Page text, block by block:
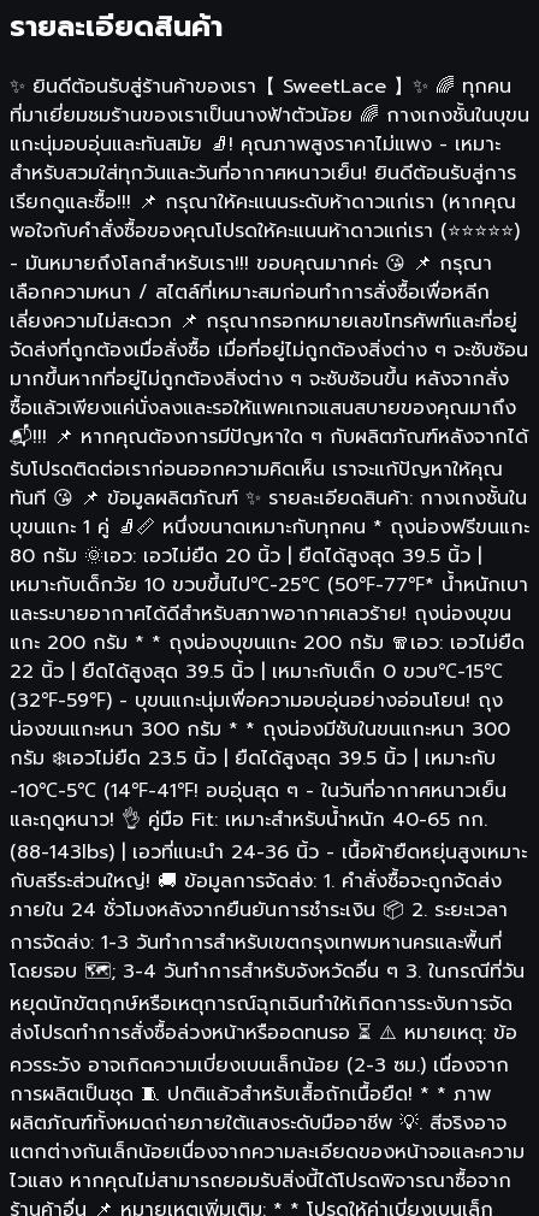
รายละเอียดสินค้า
✨ ยินดีต้อนรับสู่ร้านค้าของเรา【 SweetLace 】✨ 🌈 ทุกคน
ที่มาเยี่ยมชมร้านของเราเป็นนางฟ้าตัวน้อย 🌈 กางเกงชั้นในบุขน
แกะนุ่มอบอุ่นและทันสมัย 🧦! คุณภาพสูงราคาไม่แพง - เหมาะ
สำหรับสวมใส่ทุกวันและวันที่อากาศหนาวเย็น! ยินดีต้อนรับสู่การ
เรียกดูและซื้อ!!! 📌 กรุณาให้คะแนนระดับห้าดาวแก่เรา (หากคุณ
พอใจกับคำสั่งซื้อของคุณโปรดให้คะแนนห้าดาวแก่เรา (⭐⭐⭐⭐⭐)
- มันหมายถึงโลกสำหรับเรา!!! ขอบคุณมากค่ะ 😘 📌 กรุณา
เลือกความหนา / สไตล์ที่เหมาะสมก่อนทำการสั่งซื้อเพื่อหลีก
เลี่ยงความไม่สะดวก 📌 กรุณากรอกหมายเลขโทรศัพท์และที่อยู่
จัดส่งที่ถูกต้องเมื่อสั่งซื้อ เมื่อที่อยู่ไม่ถูกต้องสิ่งต่าง ๆ จะซับซ้อน
มากขึ้นหากที่อยู่ไม่ถูกต้องสิ่งต่าง ๆ จะซับซ้อนขึ้น หลังจากสั่ง
ซื้อแล้วเพียงแค่นั่งลงและรอให้แพคเกจแสนสบายของคุณมาถึง
📬!!! 📌 หากคุณต้องการมีปัญหาใด ๆ กับผลิตภัณฑ์หลังจากได้
รับโปรดติดต่อเราก่อนออกความคิดเห็น เราจะแก้ปัญหาให้คุณ
ทันที 😘 📌 ข้อมูลผลิตภัณฑ์ ✨ รายละเอียดสินค้า: กางเกงชั้นใน
บุขนแกะ 1 คู่ 🧦📏 หนึ่งขนาดเหมาะกับทุกคน * ถุงน่องฟรีขนแกะ
80 กรัม 🌞เอว: เอวไม่ยืด 20 นิ้ว | ยืดได้สูงสุด 39.5 นิ้ว |
เหมาะกับเด็กวัย 10 ขวบขึ้นไป℃-25℃ (50℉-77℉* น้ำหนักเบา
และระบายอากาศได้ดีสำหรับสภาพอากาศเลวร้าย! ถุงน่องบุขน
แกะ 200 กรัม * * ถุงน่องบุขนแกะ 200 กรัม 🧣เอว: เอวไม่ยืด
22 นิ้ว | ยืดได้สูงสุด 39.5 นิ้ว | เหมาะกับเด็ก 0 ขวบ℃-15℃
(32℉-59℉) - บุขนแกะนุ่มเพื่อความอบอุ่นอย่างอ่อนโยน! ถุง
น่องขนแกะหนา 300 กรัม * * ถุงน่องมีซับในขนแกะหนา 300
กรัม ❄️เอวไม่ยืด 23.5 นิ้ว | ยืดได้สูงสุด 39.5 นิ้ว | เหมาะกับ
-10℃-5℃ (14℉-41℉! อบอุ่นสุด ๆ - ในวันที่อากาศหนาวเย็น
และฤดูหนาว! 👌 คู่มือ Fit: เหมาะสำหรับน้ำหนัก 40-65 กก.
(88-143lbs) | เอวที่แนะนำ 24-36 นิ้ว - เนื้อผ้ายืดหยุ่นสูงเหมาะ
กับสรีระส่วนใหญ่! 🚚 ข้อมูลการจัดส่ง: 1. คำสั่งซื้อจะถูกจัดส่ง
ภายใน 24 ชั่วโมงหลังจากยืนยันการชำระเงิน 📦 2. ระยะเวลา
การจัดส่ง: 1-3 วันทำการสำหรับเขตกรุงเทพมหานครและพื้นที่
โดยรอบ 🗺️; 3-4 วันทำการสำหรับจังหวัดอื่น ๆ 3. ในกรณีที่วัน
หยุดนักขัตฤกษ์หรือเหตุการณ์ฉุกเฉินทำให้เกิดการระงับการจัด
ส่งโปรดทำการสั่งซื้อล่วงหน้าหรืออดทนรอ ⏳ ⚠️ หมายเหตุ: ข้อ
ควรระวัง อาจเกิดความเบี่ยงเบนเล็กน้อย (2-3 ซม.) เนื่องจาก
การผลิตเป็นชุด 🧵 ปกติแล้วสำหรับเสื้อถักเนื้อยืด! * * ภาพ
ผลิตภัณฑ์ทั้งหมดถ่ายภายใต้แสงระดับมืออาชีพ 💡. สีจริงอาจ
แตกต่างกันเล็กน้อยเนื่องจากความละเอียดของหน้าจอและความ
ไวแสง หากคุณไม่สามารถยอมรับสิ่งนี้ได้โปรดพิจารณาซื้อจาก
ร้านค้าอื่น 📌 หมายเหตุเพิ่มเติม: * * โปรดให้ค่าเบี่ยงเบนเล็ก